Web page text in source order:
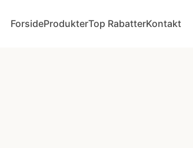
ForsideProdukterTop RabatterKontakt